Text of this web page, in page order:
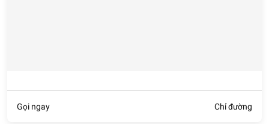
Gọi ngay Chỉ đường